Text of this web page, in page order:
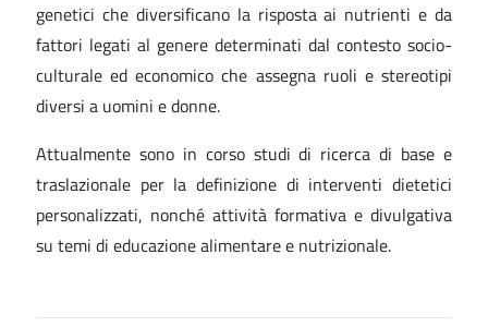
genetici che diversificano la risposta ai nutrienti e da
fattori legati al genere determinati dal contesto socio-
culturale ed economico che assegna ruoli e stereotipi
diversi a uomini e donne.
Attualmente sono in corso studi di ricerca di base e
traslazionale per la definizione di interventi dietetici
personalizzati, nonché attività formativa e divulgativa
su temi di educazione alimentare e nutrizionale.